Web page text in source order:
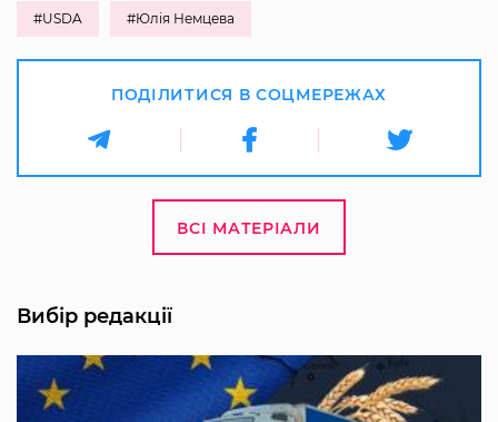
#USDA #Юлія Немцева
ПОДІЛИТИСЯ В СОЦМЕРЕЖАХ
ВСІ МАТЕРІАЛИ
Вибір редакції